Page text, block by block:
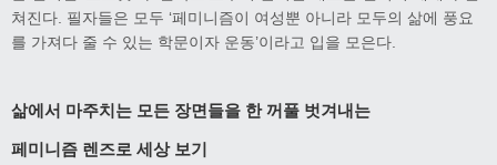
쳐진다. 필자들은 모두 ‘페미니즘이 여성뿐 아니라 모두의 삶에 풍요
를 가져다 줄 수 있는 학문이자 운동’이라고 입을 모은다.
삶에서 마주치는 모든 장면들을 한 꺼풀 벗겨내는
페미니즘 렌즈로 세상 보기